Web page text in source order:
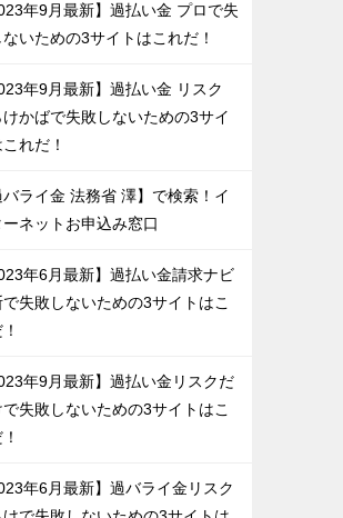
年9月最新】過払い金 プロで失
ないための3サイトはこれだ！
年9月最新】過払い金 リスク
けかばで失敗しないための3サイ
これだ！
バライ金 法務省 澤】で検索！イ
ーネットお申込み窓口
年6月最新】過払い金請求ナビ
失敗しないための3サイトはこ
年9月最新】過払い金リスクだ
で失敗しないための3サイトはこ
年6月最新】過バライ金リスク